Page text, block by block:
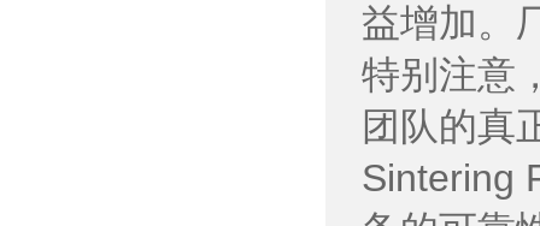
益增加。
特别注意
团队的真
Sintering